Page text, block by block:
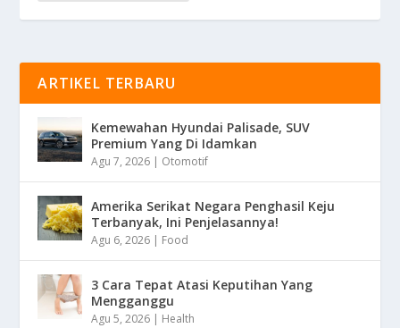
ARTIKEL TERBARU
Kemewahan Hyundai Palisade, SUV
Premium Yang Di Idamkan
Agu 7, 2026 | Otomotif
Amerika Serikat Negara Penghasil Keju
Terbanyak, Ini Penjelasannya!
Agu 6, 2026 | Food
3 Cara Tepat Atasi Keputihan Yang
Mengganggu
Agu 5, 2026 | Health